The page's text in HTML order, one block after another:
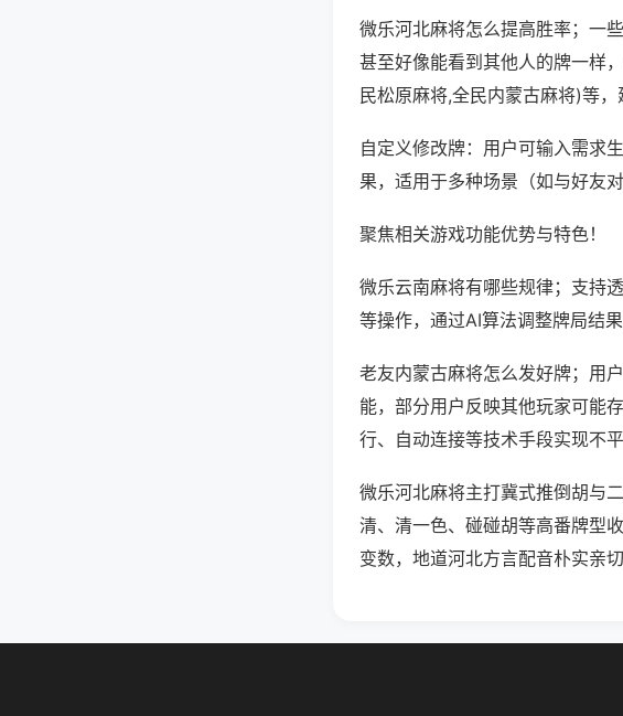
微乐河北麻将怎么提高胜率；一
甚至好像能看到其他人的牌一样
民松原麻将,全民内蒙古麻将)等，
自定义修改牌：用户可输入需求
果，适用于多种场景（如与好友
聚焦相关游戏功能优势与特色！
微乐云南麻将有哪些规律；支持
等操作，通过AI算法调整牌局结果
老友内蒙古麻将怎么发好牌；用
能，部分用户反映其他玩家可能
行、自动连接等技术手段实现不平
微乐河北麻将主打冀式推倒胡与
清、清一色、碰碰胡等高番牌型
变数，地道河北方言配音朴实亲